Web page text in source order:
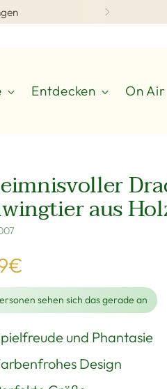
Entdecken On Air
aus
sehen sich das gerade an
und Phantasie
Design